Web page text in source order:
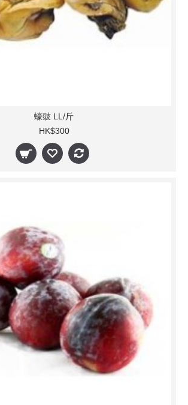
蠔豉 LL/斤
HK$300